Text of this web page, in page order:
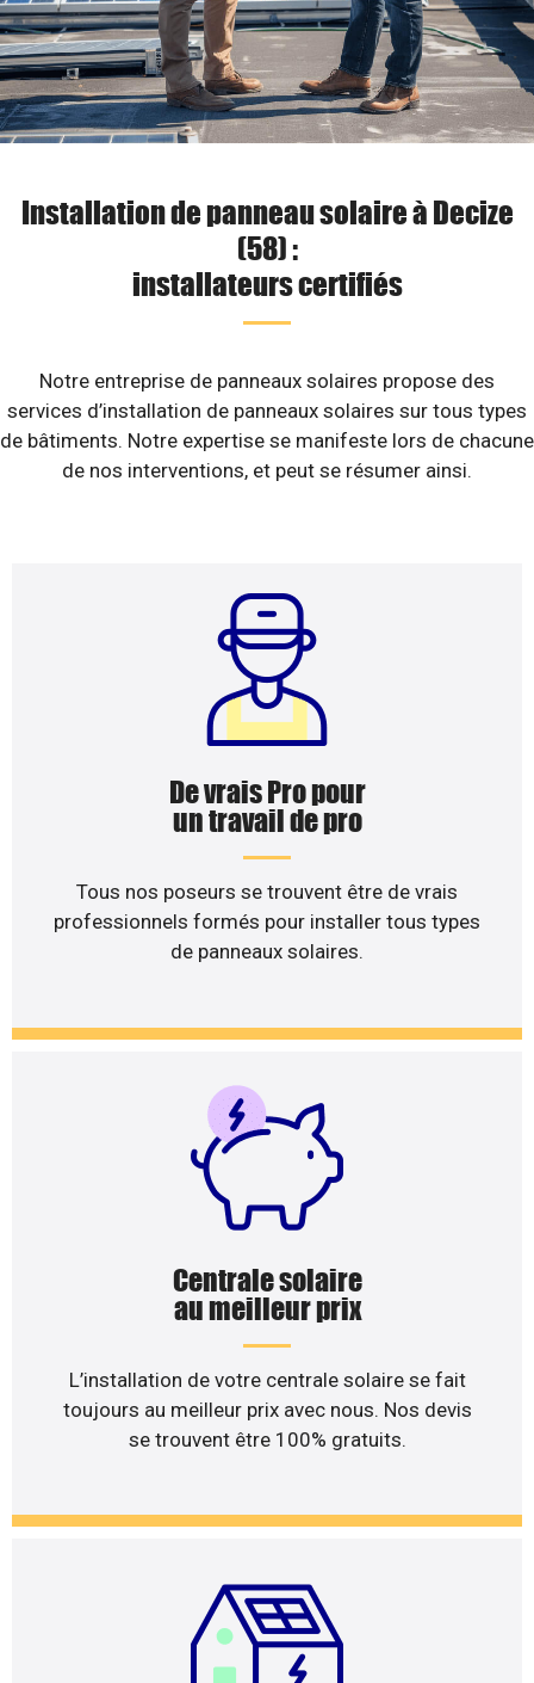
Installation de panneau solaire à Decize
(58) :
installateurs certifiés
Notre entreprise de panneaux solaires propose des
services d’installation de panneaux solaires sur tous types
de bâtiments. Notre expertise se manifeste lors de chacune
de nos interventions, et peut se résumer ainsi.
De vrais Pro pour
un travail de pro
Tous nos poseurs se trouvent être de vrais
professionnels formés pour installer tous types
de panneaux solaires.
Centrale solaire
au meilleur prix
L’installation de votre centrale solaire se fait
toujours au meilleur prix avec nous. Nos devis
se trouvent être 100% gratuits.